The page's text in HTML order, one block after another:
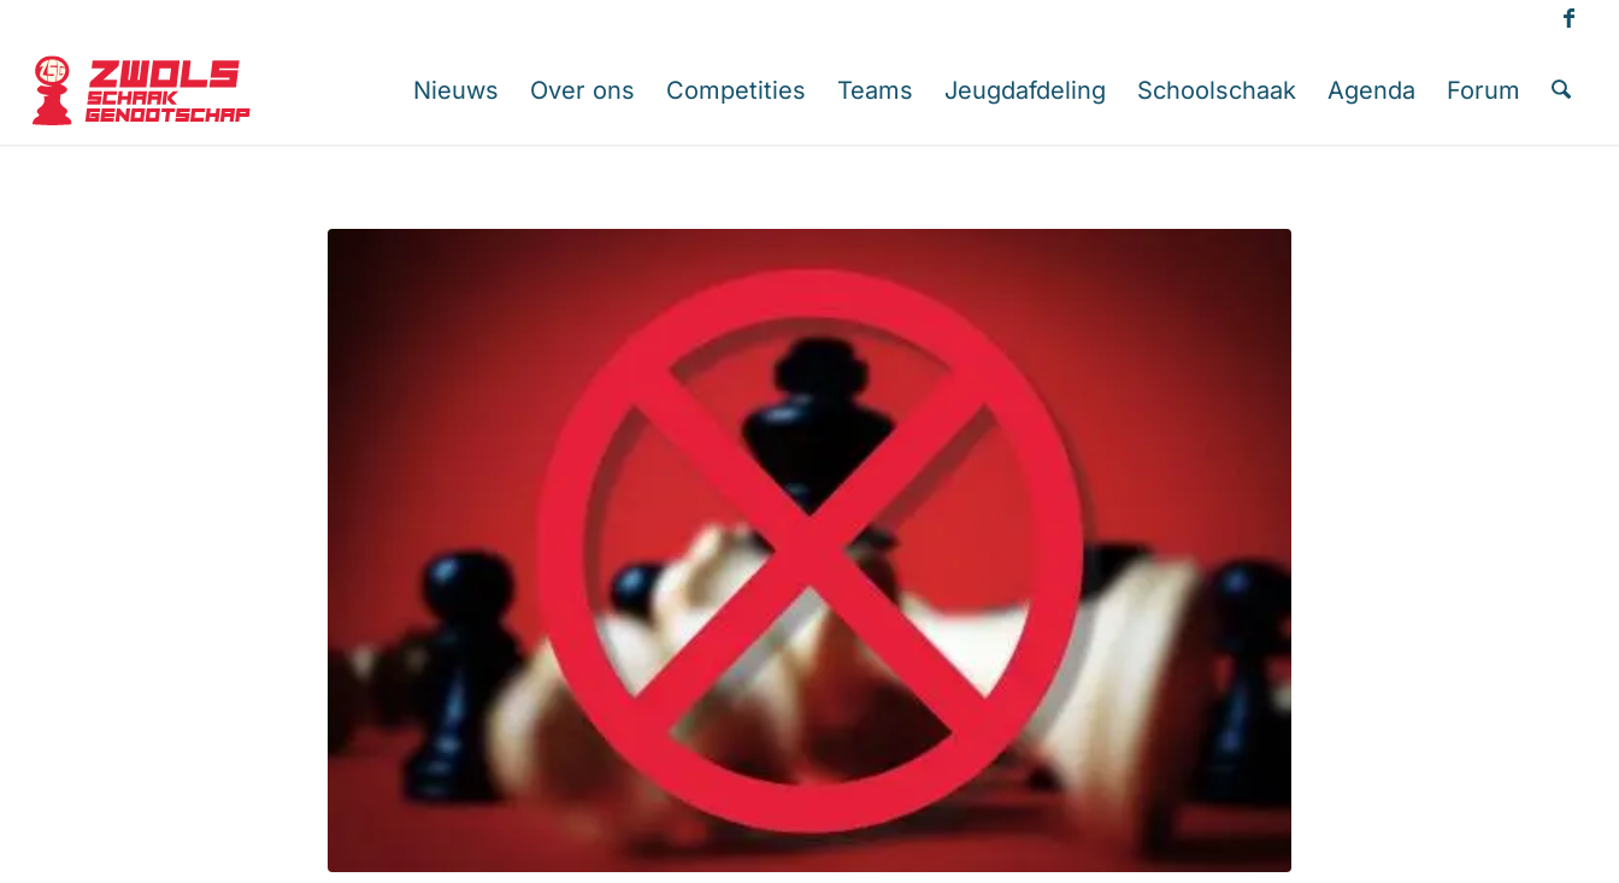
Nieuws Over ons Competities Teams Jeugdafdeling Schoolschaak Agenda Forum